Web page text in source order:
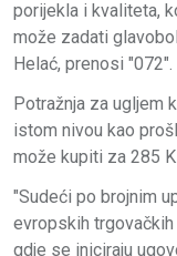
porijekla i kvaliteta,
može zadati
Helać, prenosi "072".
Potražnja za ugljem
istom nivou kao
može kupiti za 285
"Sudeći po brojnim
evropskih
gdje se iniciraju